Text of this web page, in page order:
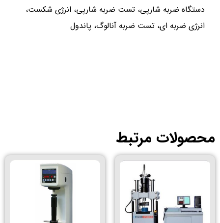
ضربه شارپی، تست ضربه شارپی، انرژی شکست،
ضربه ای، تست ضربه آنالوگ، پاندول
مرتبط